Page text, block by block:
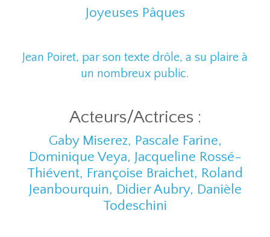
Joyeuses Pâques
Jean Poiret, par son texte drôle, a su plaire à
un nombreux public.
Acteurs/Actrices :
Gaby Miserez, Pascale Farine,
Dominique Veya, Jacqueline Rossé-
Thiévent, Françoise Braichet, Roland
Jeanbourquin, Didier Aubry, Danièle
Todeschini